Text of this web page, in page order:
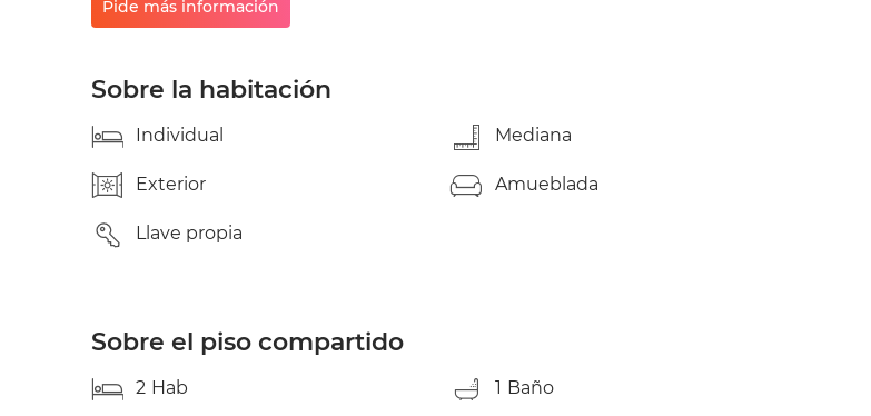
esas características mejor no contactar. Gracias.
Pide más información
Sobre la habitación
Individual Mediana
Exterior Amueblada
Llave propia
Sobre el piso compartido
2 Hab 1 Baño